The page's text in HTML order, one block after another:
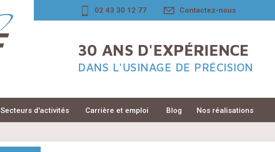
02 43 30 12 77 Contactez-nous
30 ANS D'EXPÉRIENCE
DANS L'USINAGE DE PRÉCISION
Secteurs d'activités Carrière et emploi Blog Nos réalisations